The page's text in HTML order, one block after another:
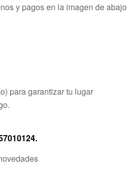
y pagos en la imagen de abajo
para garantizar tu lugar